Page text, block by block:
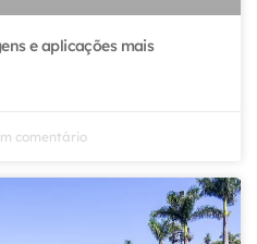
e aplicações mais
comentário